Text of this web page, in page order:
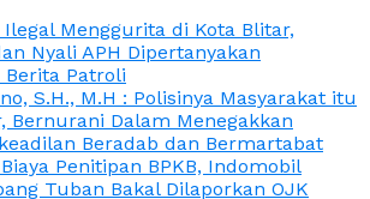
Ilegal Menggurita di Kota Blitar,
Nyali APH Dipertanyakan
Berita Patroli
S.H., M.H : Polisinya Masyarakat itu
Bernurani Dalam Menegakkan
Beradab dan Bermartabat
Penitipan BPKB, Indomobil
Tuban Bakal Dilaporkan OJK